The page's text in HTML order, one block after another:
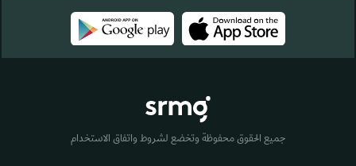
جميع الحقوق محفوظة وتخضع لشروط واتفاق الاستخدام